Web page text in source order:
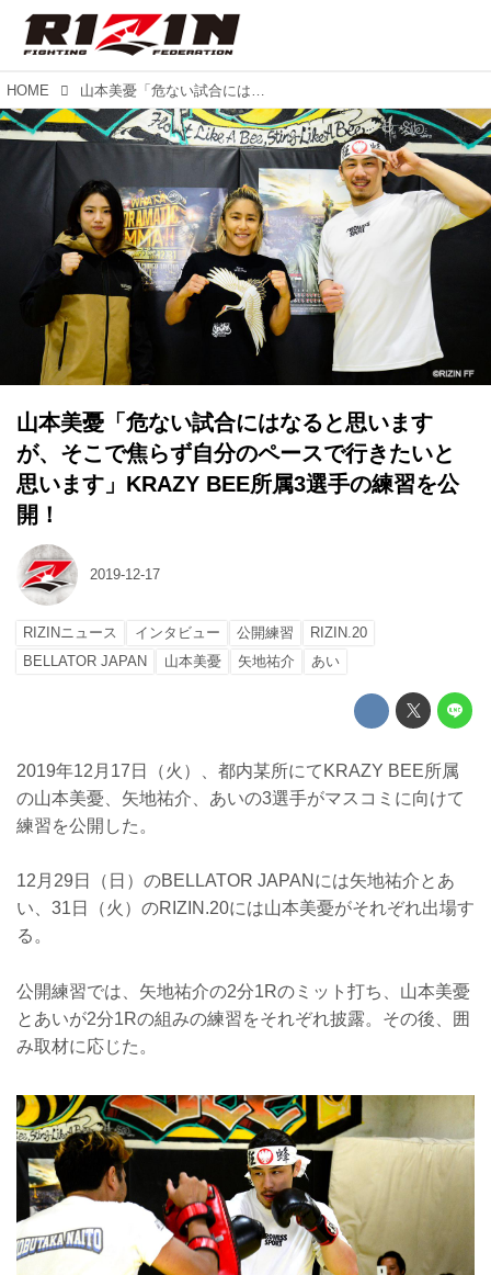
HOME 山本美憂「危ない試合にはなると思いますが、そこで焦らず自分のペースで行きたいと思います」KRAZY BEE所属3選手の練習を公開！
山本美憂「危ない試合にはなると思います
が、そこで焦らず自分のペースで行きたいと
思います」KRAZY BEE所属3選手の練習を公
開！
2019-12-17
RIZINニュース インタビュー 公開練習
RIZIN.20
BELLATOR JAPAN
山本美憂 矢地祐介 あい
2019年12月17日（火）、都内某所にてKRAZY BEE所属
の山本美憂、矢地祐介、あいの3選手がマスコミに向けて
練習を公開した。
12月29日（日）のBELLATOR JAPANには矢地祐介とあ
い、31日（火）のRIZIN.20には山本美憂がそれぞれ出場す
る。
公開練習では、矢地祐介の2分1Rのミット打ち、山本美憂
とあいが2分1Rの組みの練習をそれぞれ披露。その後、囲
み取材に応じた。